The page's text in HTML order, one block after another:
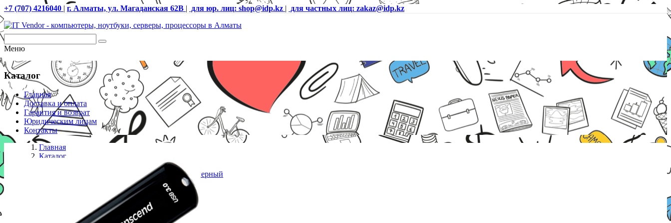
+7 (707) 4216040 | г. Алматы, ул. Магаданская 62В | для юр. лиц: shop@idp.kz | для частных лиц: zakaz@idp.kz
Меню
Каталог
Главная
Доставка и оплата
Гарантия и возврат
Юридическим лицам
Контакты
Главная
Каталог
USB Флеш 32GB 3.0 Transcend TS32GJF750K черный